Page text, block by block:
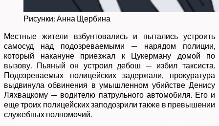
Рисунки: Анна Щербина
Местные жители взбунтовались и пытались устроить
самосуд над подозреваемыми — нарядом полиции,
который накануне приезжал к Цукерману домой по
вызову. Пьяный он устроил дебош — избил таксиста.
Подозреваемых полицейских задержали, прокуратура
выдвинула обвинения в умышленном убийстве Денису
Ляхвацкому — водителю патрульного автомобиля. Его и
еще троих полицейских заподозрили также в превышении
служебных полномочий.